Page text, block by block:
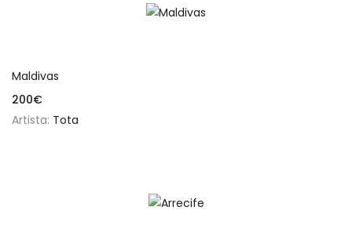
Maldivas
200€
Artista: Tota